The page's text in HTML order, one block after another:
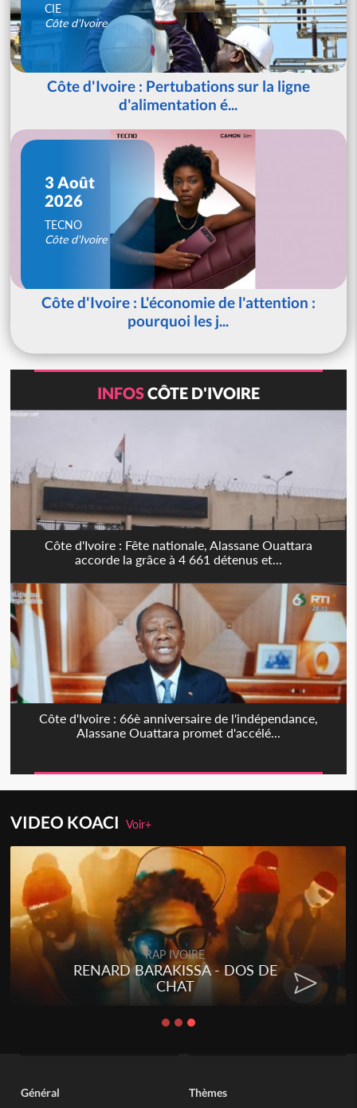
CIE
Côte d'Ivoire
Côte d'Ivoire : Pertubations sur la ligne
d'alimentation é...
3 Août
2026
TECNO
Côte d'Ivoire
Côte d'Ivoire : L'économie de l'attention :
pourquoi les j...
INFOSCÔTE D'IVOIRE
Côte d'Ivoire : Fête nationale, Alassane Ouattara
accorde la grâce à 4 661 détenus et...
Côte d'Ivoire : 66è anniversaire de l'indépendance,
Alassane Ouattara promet d'accélé...
VIDEO KOACIVoir+
RAP IVOIRE
RENARD BARAKISSA - DOS DE
CHAT
Général Thèmes